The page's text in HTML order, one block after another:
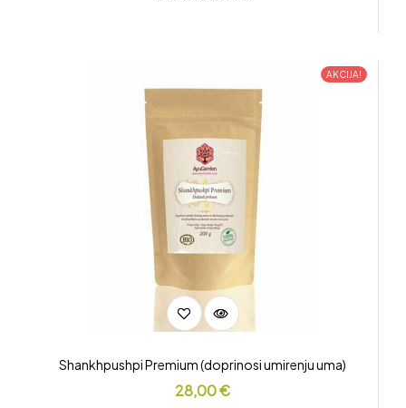
AKCIJA!
Shankhpushpi Premium (doprinosi umirenju uma)
28,00€